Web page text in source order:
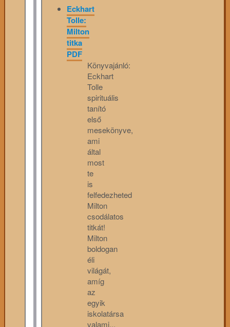
Eckhart
Tolle:
Milton
titka
PDF
Könyvajánló:
Eckhart
Tolle
spirituális
tanító
első
mesekönyve,
ami
által
most
te
is
felfedezheted
Milton
csodálatos
titkát!
Milton
boldogan
éli
világát,
amíg
az
egyik
iskolatársa
valami...